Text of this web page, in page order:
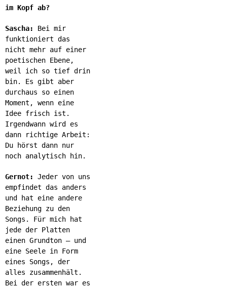
im Kopf ab?
Sascha: Bei mir
funktioniert das
nicht mehr auf einer
poetischen Ebene,
weil ich so tief drin
bin. Es gibt aber
durchaus so einen
Moment, wenn eine
Idee frisch ist.
Irgendwann wird es
dann richtige Arbeit:
Du hörst dann nur
noch analytisch hin.
Gernot: Jeder von uns
empfindet das anders
und hat eine andere
Beziehung zu den
Songs. Für mich hat
jede der Platten
einen Grundton – und
eine Seele in Form
eines Songs, der
alles zusammenhält.
Bei der ersten war es